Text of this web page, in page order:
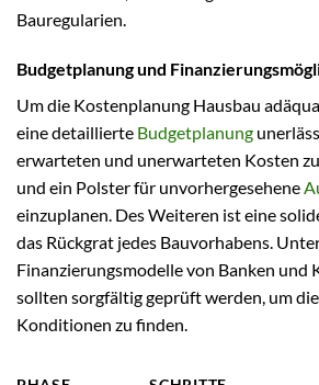
Bauregularien.
Budgetplanung und
Um die Kostenplanung Hausbau
eine detaillierte Budgetplanung
erwarteten und unerwarteten Kosten
und ein Polster für unvorhergesehene
einzuplanen. Des Weiteren ist eine
das Rückgrat jedes Bauvorhabens.
Finanzierungsmodelle von Banken
sollten sorgfältig geprüft werden, um
Konditionen zu finden.